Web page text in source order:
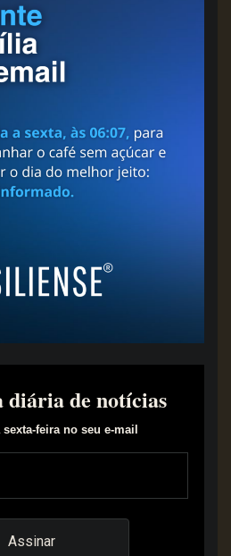
diária de notícias
sexta-feira no seu e-mail